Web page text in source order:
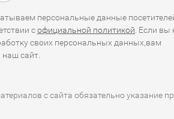
персональные данные
софициальной политикой . Если вы
своих персональных данных,вам
сайт.
с сайта обязательно указание